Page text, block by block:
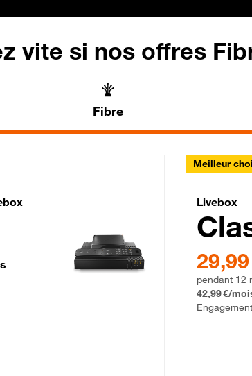
vite si nos offres
Fibre
Livebox Lite
12 mois
Meilleur
Livebox
29,99 €
29,99
pendant 12
42,99 €/